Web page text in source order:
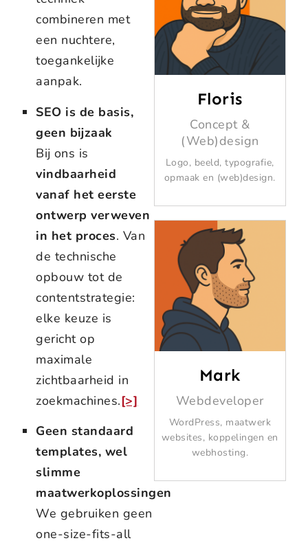
Floris
Concept &
(Web)design
Logo, beeld, typografie,
opmaak en (web)design.
Mark
Webdeveloper
WordPress, maatwerk
websites, koppelingen en
webhosting.
combineren met
een nuchtere,
toegankelijke
aanpak.
SEO is de basis,
geen bijzaak
Bij ons is
vindbaarheid
vanaf het eerste
ontwerp verweven
in het proces. Van
de technische
opbouw tot de
contentstrategie:
elke keuze is
gericht op
maximale
zichtbaarheid in
zoekmachines.[>]
Geen standaard
templates, wel
slimme
maatwerkoplossingen
We gebruiken geen
one-size-fits-all